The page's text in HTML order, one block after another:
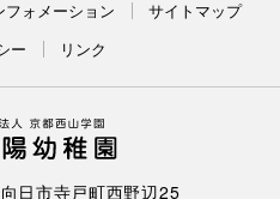
フォメーション
サイトマップ
ー
リンク
日市寺戸町西野辺25